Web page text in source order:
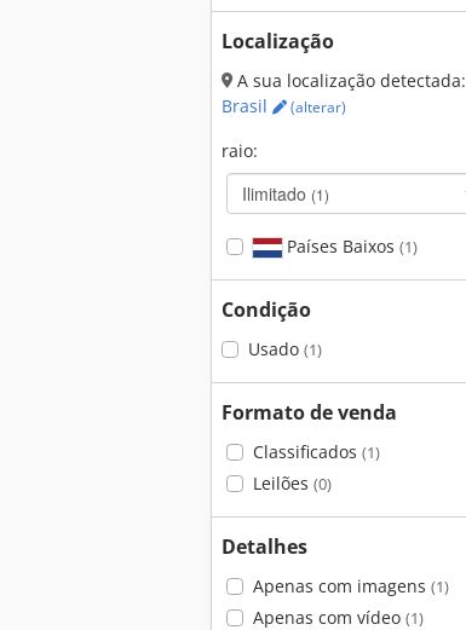
Localização
A sua localização detectada:
Brasil
(alterar)
raio:
Ilimitado (1)
Países Baixos (1)
Condição
Usado (1)
Formato de venda
Classificados (1)
Leilões (0)
Detalhes
Apenas com imagens (1)
Apenas com vídeo (1)